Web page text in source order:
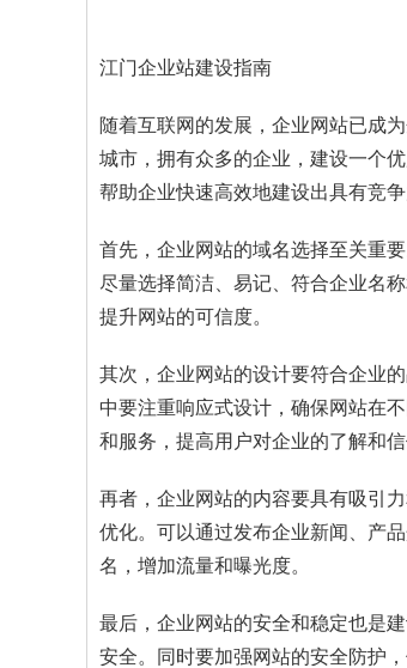
江门企业站建设指南
随着互联网的发展，企业网站已成
城市，拥有众多的企业，建设一个
帮助企业快速高效地建设出具有竞争
首先，企业网站的域名选择至关重
尽量选择简洁、易记、符合企业名
提升网站的可信度。
其次，企业网站的设计要符合企业
中要注重响应式设计，确保网站在
和服务，提高用户对企业的了解和信
再者，企业网站的内容要具有吸引
优化。可以通过发布企业新闻、产
名，增加流量和曝光度。
最后，企业网站的安全和稳定也是
安全。同时要加强网站的安全防护